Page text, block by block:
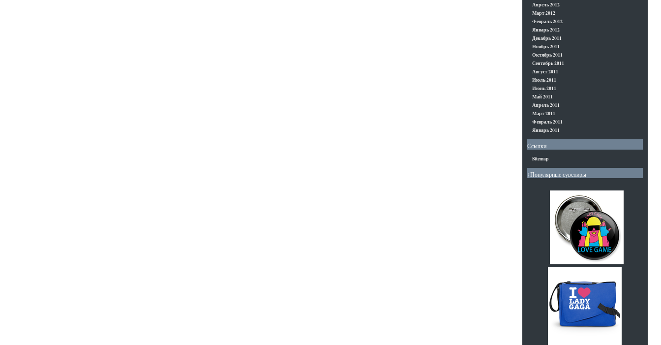
Апрель 2012
Март 2012
Февраль 2012
Январь 2012
Декабрь 2011
Ноябрь 2011
Октябрь 2011
Сентябрь 2011
Август 2011
Июль 2011
Июнь 2011
Май 2011
Апрель 2011
Март 2011
Февраль 2011
Январь 2011
Ссылки
Sitemap
†Популярные сувениры